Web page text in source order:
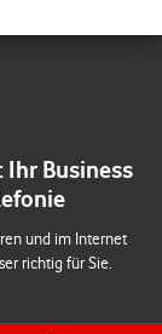
Ihr Business
und im Internet
richtig für Sie.